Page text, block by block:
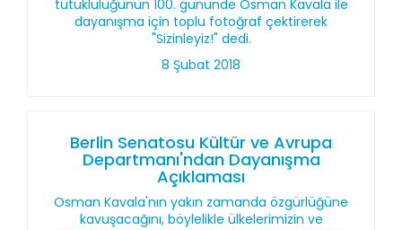
tutukluluğunun 100. gününde Osman Kavala ile
dayanışma için toplu fotoğraf çektirerek
"Sizinleyiz!" dedi.
8 Şubat 2018
Berlin Senatosu Kültür ve Avrupa
Departmanı'ndan Dayanışma
Açıklaması
Osman Kavala'nın yakın zamanda özgürlüğüne
kavuşacağını, böylelikle ülkelerimizin ve